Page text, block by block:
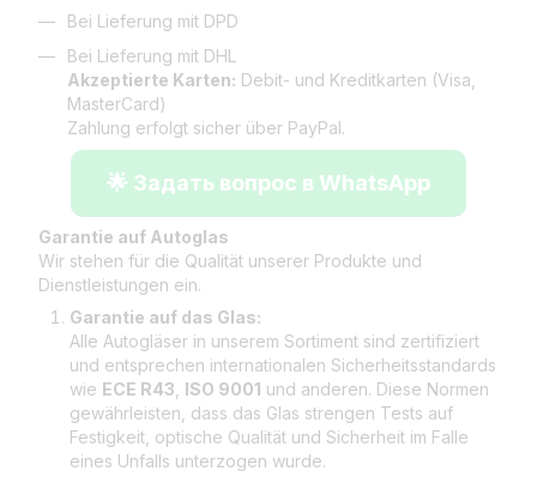
Bei Lieferung mit DPD
Bei Lieferung mit DHL
Akzeptierte Karten: Debit- und Kreditkarten (Visa,
MasterCard)
Zahlung erfolgt sicher über PayPal.
🌟 Задать вопрос в WhatsApp
Garantie auf Autoglas
Wir stehen für die Qualität unserer Produkte und
Dienstleistungen ein.
Garantie auf das Glas:
Alle Autogläser in unserem Sortiment sind zertifiziert
und entsprechen internationalen Sicherheitsstandards
wie ECE R43 ISO 9001 und anderen. Diese Normen
gewährleisten, dass das Glas strengen Tests auf
Festigkeit, optische Qualität und Sicherheit im Falle
eines Unfalls unterzogen wurde.